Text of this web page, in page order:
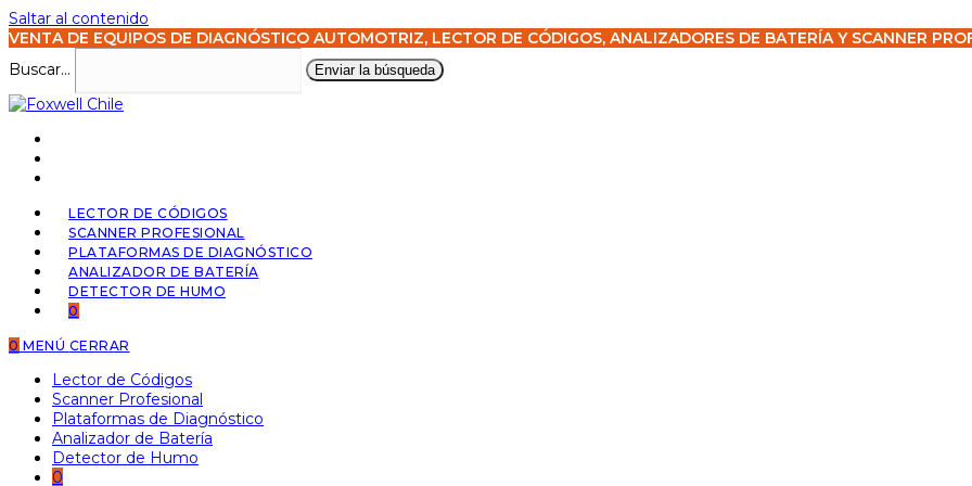
Saltar al contenido
VENTA DE EQUIPOS DE DIAGNÓSTICO AUTOMOTRIZ, LECTOR DE CÓDIGOS, ANALIZADORES DE BATERÍA Y SCANNER
Buscar...
Enviar la búsqueda
LECTOR DE CÓDIGOS
SCANNER PROFESIONAL
PLATAFORMAS DE DIAGNÓSTICO
ANALIZADOR DE BATERÍA
DETECTOR DE HUMO
0
0 MENÚ CERRAR
Lector de Códigos
Scanner Profesional
Plataformas de Diagnóstico
Analizador de Batería
Detector de Humo
0